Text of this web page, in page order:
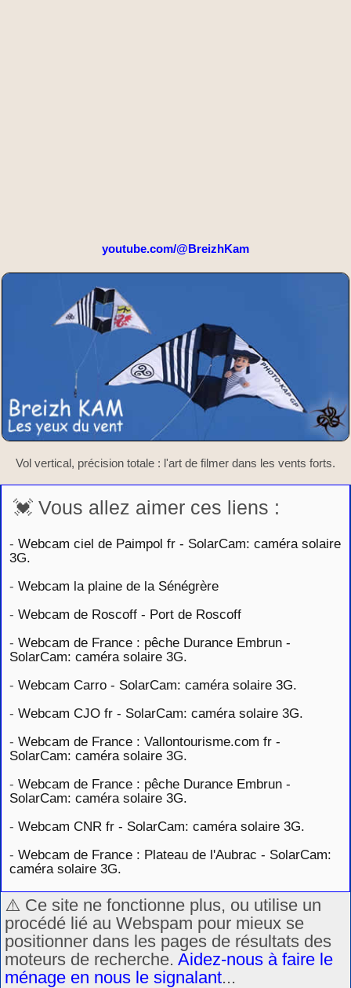
youtube.com/@BreizhKam
Vol vertical, précision totale : l'art de filmer dans les vents forts.
💓 Vous allez aimer ces liens :
- Webcam ciel de Paimpol fr - SolarCam: caméra solaire
3G.
- Webcam la plaine de la Sénégrère
- Webcam de Roscoff - Port de Roscoff
- Webcam de France : pêche Durance Embrun -
SolarCam: caméra solaire 3G.
- Webcam Carro - SolarCam: caméra solaire 3G.
- Webcam CJO fr - SolarCam: caméra solaire 3G.
- Webcam de France : Vallontourisme.com fr -
SolarCam: caméra solaire 3G.
- Webcam de France : pêche Durance Embrun -
SolarCam: caméra solaire 3G.
- Webcam CNR fr - SolarCam: caméra solaire 3G.
- Webcam de France : Plateau de l'Aubrac - SolarCam:
caméra solaire 3G.
⚠️ Ce site ne fonctionne plus, ou utilise un
procédé lié au Webspam pour mieux se
positionner dans les pages de résultats des
moteurs de recherche. Aidez-nous à faire le
ménage en nous le signalant...